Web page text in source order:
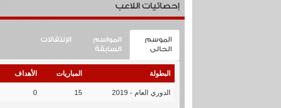
إحصائيات اللاعب
الموسم
الحالى
المواسم
السابقة
الإنتقالات
البطولة المباريات الأهداف
الدوري العام - 2019 15
0